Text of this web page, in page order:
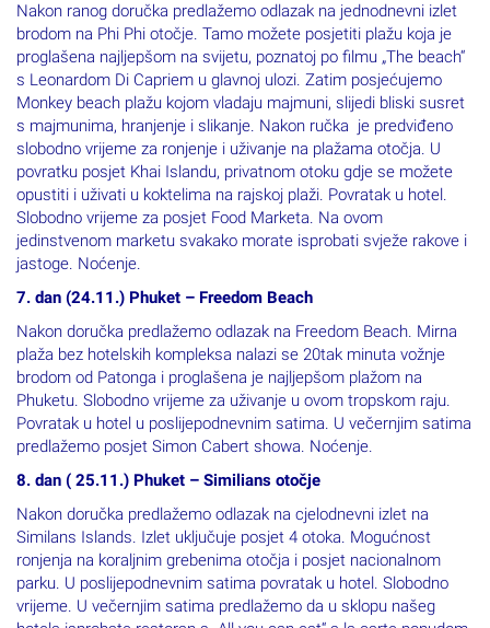
Nakon ranog doručka predlažemo odlazak na jednodnevni izlet
brodom na Phi Phi otočje. Tamo možete posjetiti plažu koja je
proglašena najljepšom na svijetu, poznatoj po filmu „The beach“
s Leonardom Di Capriem u glavnoj ulozi. Zatim posjećujemo
Monkey beach plažu kojom vladaju majmuni, slijedi bliski susret
s majmunima, hranjenje i slikanje. Nakon ručka je predviđeno
slobodno vrijeme za ronjenje i uživanje na plažama otočja. U
povratku posjet Khai Islandu, privatnom otoku gdje se možete
opustiti i uživati u koktelima na rajskoj plaži. Povratak u hotel.
Slobodno vrijeme za posjet Food Marketa. Na ovom
jedinstvenom marketu svakako morate isprobati svježe rakove i
jastoge. Noćenje.
7. dan (24.11.) Phuket – Freedom Beach
Nakon doručka predlažemo odlazak na Freedom Beach. Mirna
plaža bez hotelskih kompleksa nalazi se 20tak minuta vožnje
brodom od Patonga i proglašena je najljepšom plažom na
Phuketu. Slobodno vrijeme za uživanje u ovom tropskom raju.
Povratak u hotel u poslijepodnevnim satima. U večernjim satima
predlažemo posjet Simon Cabert showa. Noćenje.
8. dan ( 25.11.) Phuket – Similians otočje
Nakon doručka predlažemo odlazak na cjelodnevni izlet na
Similans Islands. Izlet uključuje posjet 4 otoka. Mogućnost
ronjenja na koraljnim grebenima otočja i posjet nacionalnom
parku. U poslijepodnevnim satima povratak u hotel. Slobodno
vrijeme. U večernjim satima predlažemo da u sklopu našeg